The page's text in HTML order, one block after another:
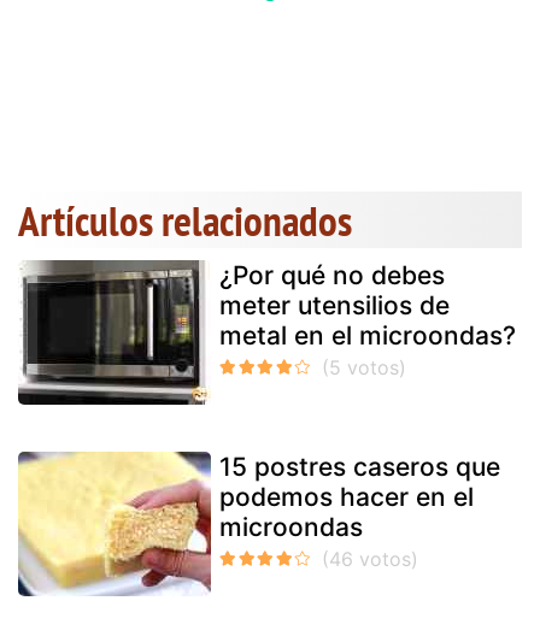
Artículos relacionados
¿Por qué no debes
meter utensilios de
metal en el microondas?
15 postres caseros que
podemos hacer en el
microondas